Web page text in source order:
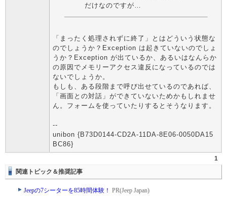
だけなのですが…
「まったく処理されずに終了」とはどういう状態な
のでしょうか？Exception は起きていないのでしょ
うか？Exception が出ているか、あるいはなんらか
の原因でメモリーアクセス違反になっているのでは
ないでしょうか。
もしも、ある段階まで呼び出せているのであれば、
「画面との対話」ができていないためかもしれませ
ん。フォームを使っていたりするとそうなります。
--
unibon {B73D0144-CD2A-11DA-8E06-0050DA15
BC86}
1
関連トピック＆推奨記事
Jeepの7シーターを85時間体験！ PR(Jeep Japan)